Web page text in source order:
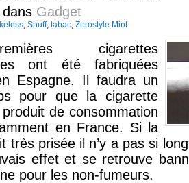
Gadget
, Snuff, tabac, Zerostyle Mint
cigarettes
ont été fabriquées
Espagne. Il faudra un
pour que la cigarette
de consommation
en France. Si la
très prisée il n’y a pas si
effet et se retrouve
pour les non-fumeurs.